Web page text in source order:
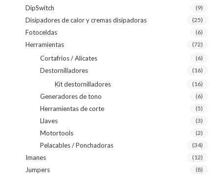
DipSwitch (9)
Disipadores de calor y cremas disipadoras (25)
Fotoceldas (6)
Herramientas (72)
Cortafríos / Alicates (6)
Destornilladores (16)
Kit destornilladores (16)
Generadores de tono (6)
Herramientas de corte (5)
Llaves (3)
Motortools (2)
Pelacables / Ponchadoras (34)
Imanes (12)
Jumpers (8)